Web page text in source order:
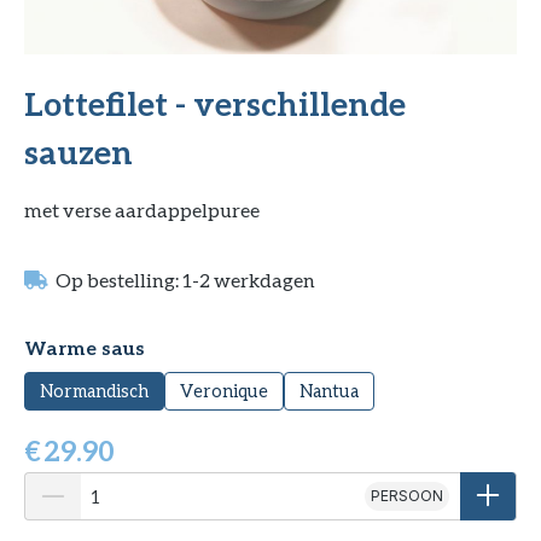
Lottefilet - verschillende
sauzen
met verse aardappelpuree
Op bestelling: 1-2 werkdagen
Selecteer
Warme saus
Normandisch Veronique Nantua
€29.90
PERSOON